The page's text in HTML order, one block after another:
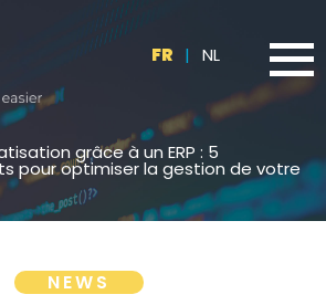
FR | NL
grâce à un ERP : 5
pour optimiser la gestion de votre
NEWS